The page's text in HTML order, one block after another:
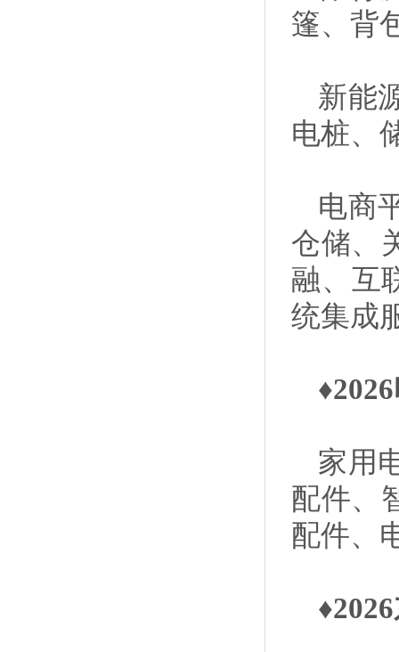
篷、背
新能
电桩、
电商
仓储、
融、互
统集成
家用
配件、
配件、